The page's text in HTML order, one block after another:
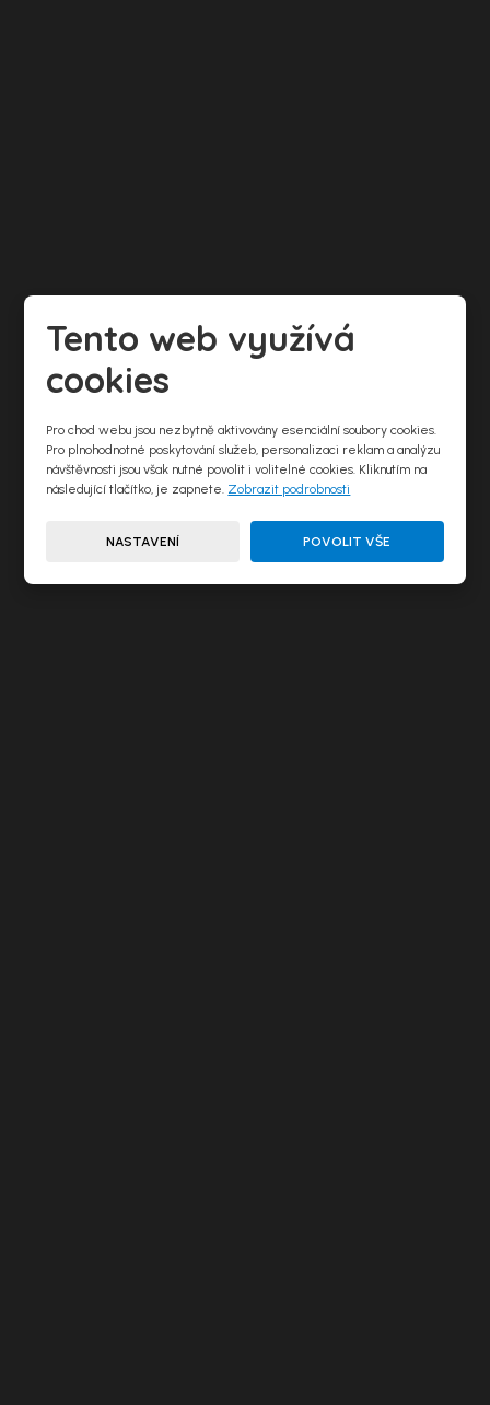
Tento web využívá
cookies
Pro chod webu jsou nezbytně aktivovány esenciální soubory cookies.
Pro plnohodnotné poskytování služeb, personalizaci reklam a analýzu
návštěvnosti jsou však nutné povolit i volitelné cookies. Kliknutím na
následující tlačítko, je zapnete. Zobrazit podrobnosti
NASTAVENÍ POVOLIT VŠE